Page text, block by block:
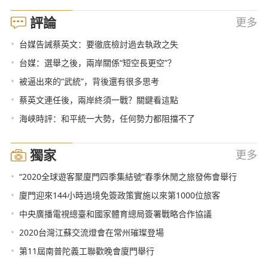
評論 更多
• 台媒告誡蔡英文：要徹底檢討過去執政之失
• 台媒：選舉之後，兩岸關係“短空長更空”？
• 被逼出來的“武統”，背後還有很多思考
• 蔡英文連任後，兩岸終須一戰？關鍵看這點
• 海峽時評：和平統一大勢，任何勢力都阻擋不了
獨家 更多
• “2020全球遊客聚廈門四季集結號”春季休閒之旅發佈會舉行
• 廈門迎來144小時過境免簽政策實施以來第1000位旅客
• 中央廣播電視總臺和國家體育總局簽署戰略合作協議
• 2020台灣江蘇交流燈會在常州璀璨登場
• 第11屆南普陀義工聯歡晚會廈門舉行